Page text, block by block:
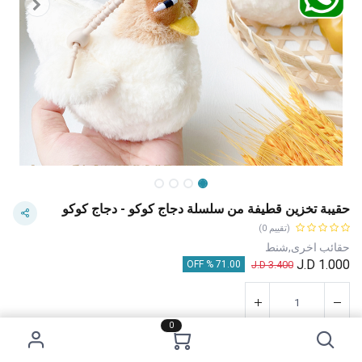
0
حقيبة تخزين قطيفة من سلسلة دجاج كوكو - دجاج كوكو
(تقييم 0)
حقائب اخرى,شنط
1.000
3.400
J.D
71.00 % OFF
إضافة إلى عربة التسوق اشترِ الآن